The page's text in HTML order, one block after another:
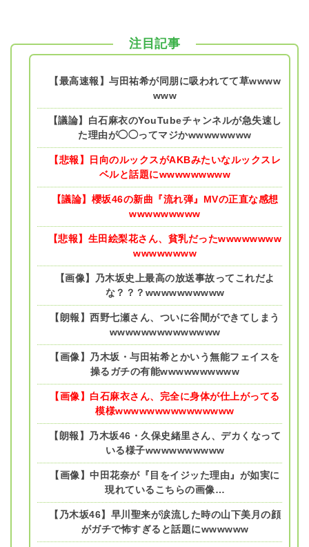
注目記事
【最高速報】与田祐希が同朋に吸われてて草wwww
www
【議論】白石麻衣のYouTubeチャンネルが急失速し
た理由が◯◯ってマジかwwwwwwww
【悲報】日向のルックスがAKBみたいなルックスレ
ベルと話題にwwwwwwwww
【議論】櫻坂46の新曲『流れ弾』MVの正直な感想
wwwwwwwww
【悲報】生田絵梨花さん、貧乳だったwwwwwwww
wwwwwwww
【画像】乃木坂史上最高の放送事故ってこれだよ
な？？？wwwwwwwwww
【朗報】西野七瀬さん、ついに谷間ができてしまう
wwwwwwwwwwwwww
【画像】乃木坂・与田祐希とかいう無能フェイスを
操るガチの有能wwwwwwwwww
【画像】白石麻衣さん、完全に身体が仕上がってる
模様wwwwwwwwwwwwwww
【朗報】乃木坂46・久保史緒里さん、デカくなって
いる様子wwwwwwwwww
【画像】中田花奈が『目をイジッた理由』が如実に
現れているこちらの画像…
【乃木坂46】早川聖来が涙流した時の山下美月の顔
がガチで怖すぎると話題にwwwwww